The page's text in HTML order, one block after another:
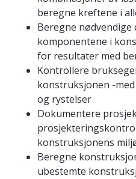
beregne kreftene i
Beregne
komponentene i
for resultater med
Kontrollere
konstruksjonen -
og rystelser
Dokumentere
konstruksjonens
Beregne
ubestemte